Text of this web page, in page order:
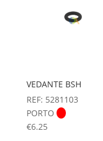
VEDANTE BSH
REF: 5281103
PORTO
€6.25